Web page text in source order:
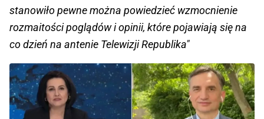
stanowiło pewne można powiedzieć wzmocnienie
rozmaitości poglądów i opinii, które pojawiają się na
co dzień na antenie Telewizji Republika"